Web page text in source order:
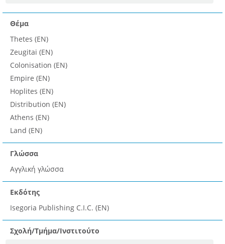
Θέμα
Thetes (EN)
Zeugitai (EN)
Colonisation (EN)
Empire (EN)
Hoplites (EN)
Distribution (EN)
Athens (EN)
Land (EN)
Γλώσσα
Αγγλική γλώσσα
Εκδότης
Isegoria Publishing C.I.C. (EN)
Σχολή/Τμήμα/Ινστιτούτο